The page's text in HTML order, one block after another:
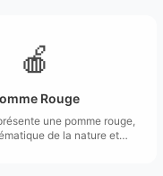
🍎
Rouge
une pomme rouge,
de la nature et